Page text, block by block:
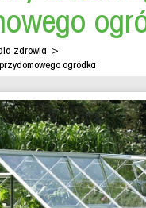
zdrowia >
ogródka